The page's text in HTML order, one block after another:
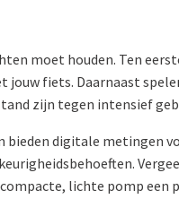
moet houden. Ten
fiets. Daarnaast
zijn tegen intensief
digitale metingen
lichte pomp een